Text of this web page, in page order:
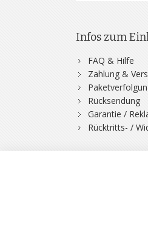
Infos zum
FAQ & Hilfe
Zahlung &
Rücksendung
Garantie /
Rücktritts- /